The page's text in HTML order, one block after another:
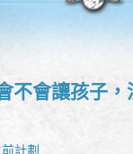
不會讓孩子，
計劃